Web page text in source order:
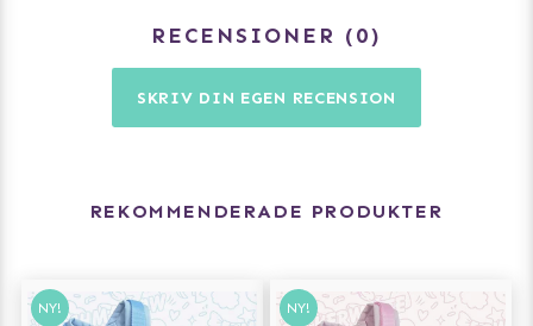
RECENSIONER 0
SKRIV DIN EGEN RECENSION
REKOMMENDERADE PRODUKTER
NY! NY!